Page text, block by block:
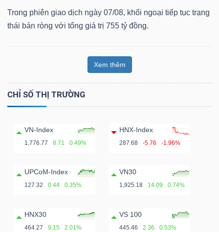
Trong phiên giao dịch ngày 07/08, khối ngoại tiếp tục trạng
thái bán ròng với tổng giá trị 755 tỷ đồng.
Xem thêm
CHỈ SỐ THỊ TRƯỜNG
VN-Index
1,776.77 8.71 0.49%
HNX-Index
287.68 -5.76 -1.96%
UPCoM-Index
127.32 0.44 0.35%
VN30
1,925.18 14.09 0.74%
HNX30
464.27 9.15 2.01%
VS 100
445.46 2.36 0.53%